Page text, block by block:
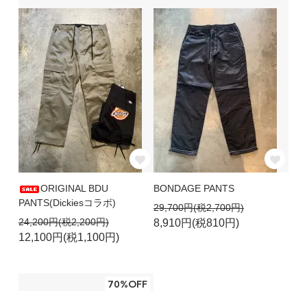
ORIGINAL BDU
PANTS(Dickiesコラボ)
24,200円(税2,200円)
12,100円(税1,100円)
BONDAGE PANTS
29,700円(税2,700円)
8,910円(税810円)
70%OFF